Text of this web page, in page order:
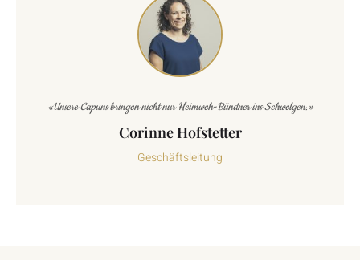
«Unsere Capuns bringen nicht nur Heimweh-Bündner ins Schwelgen.»
Corinne Hofstetter
Geschäftsleitung